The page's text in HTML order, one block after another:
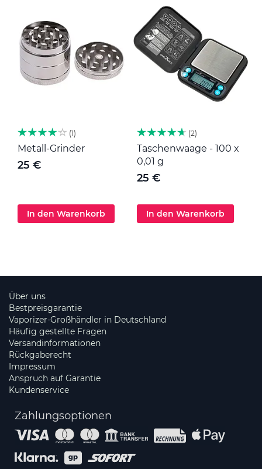
1
Metall-Grinder
25 €
In den Warenkorb
2
Taschenwaage - 100 x
0,01 g
25 €
In den Warenkorb
Über uns
Bestpreisgarantie
Vaporizer-Großhändler in Deutschland
Häufig gestellte Fragen
Versandinformationen
Rückgaberecht
Impressum
Anspruch auf Garantie
Kundenservice
Zahlungsoptionen